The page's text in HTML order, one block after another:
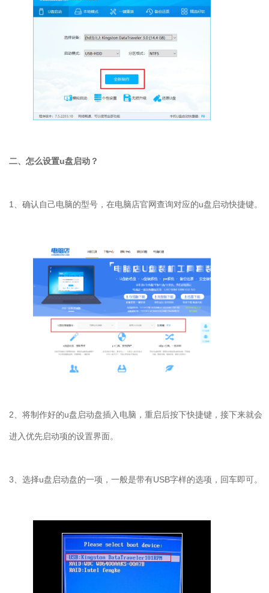
二、怎么设置u盘启动？
1、确认自己电脑的型号，在电脑店官网查询对应的u盘启动快捷键。
2、将制作好的u盘启动盘插入电脑，重启后按下快捷键，接下来就会
进入优先启动项的设置界面。
3、选择u盘启动盘的一项，一般是带有USB字样的选项，回车即可。